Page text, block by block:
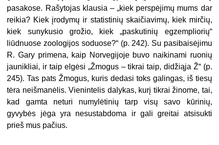
pasakose. Rašytojas klausia – „kiek perspėjimų mums dar
reikia? Kiek įrodymų ir statistinių skaičiavimų, kiek mirčių,
kiek sunykusio grožio, kiek „paskutinių egzempliorių“
liūdnuose zoologijos soduose?“ (p. 242). Su pasibaisėjimu
R. Gary primena, kaip Norvegijoje buvo naikinami ruonių
jaunikliai, ir taip elgėsi „Žmogus – tikrai taip, didžiąja Ž“ (p.
245). Tas pats Žmogus, kuris dedasi toks galingas, iš tiesų
tėra neišmanėlis. Vienintelis dalykas, kurį tikrai žinome, tai,
kad gamta neturi numylėtinių tarp visų savo kūrinių,
gyvybės jėga yra nesustabdoma ir gali greitai atsisukti
prieš mus pačius.